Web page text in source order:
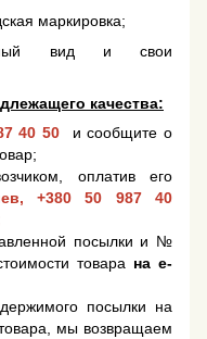
маркировка;
вид и свои
качества:
40 50
и сообщите о
оплатив его
+380 50 987 40
посылки и №
товара на e-
посылки на
мы возвращаем